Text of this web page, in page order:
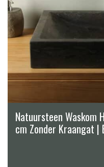
Natuursteen Waskom
cm Zonder Kraangat |